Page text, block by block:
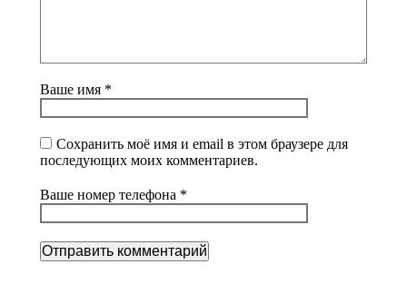
Ваше имя *
Сохранить моё имя и email в этом браузере для
последующих моих комментариев.
Ваше номер телефона *